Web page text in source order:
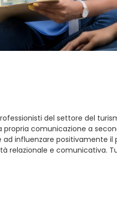
del settore del
comunicazione a
influenzare positivamente
relazionale e comunicativa.